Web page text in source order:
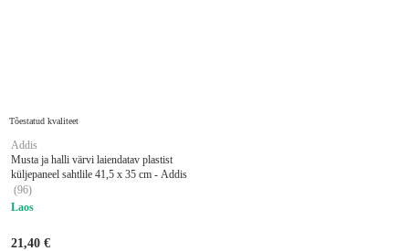
Tõestatud kvaliteet
Addis
Musta ja halli värvi laiendatav plastist
küljepaneel sahtlile 41,5 x 35 cm - Addis
(96)
Laos
21,40 €